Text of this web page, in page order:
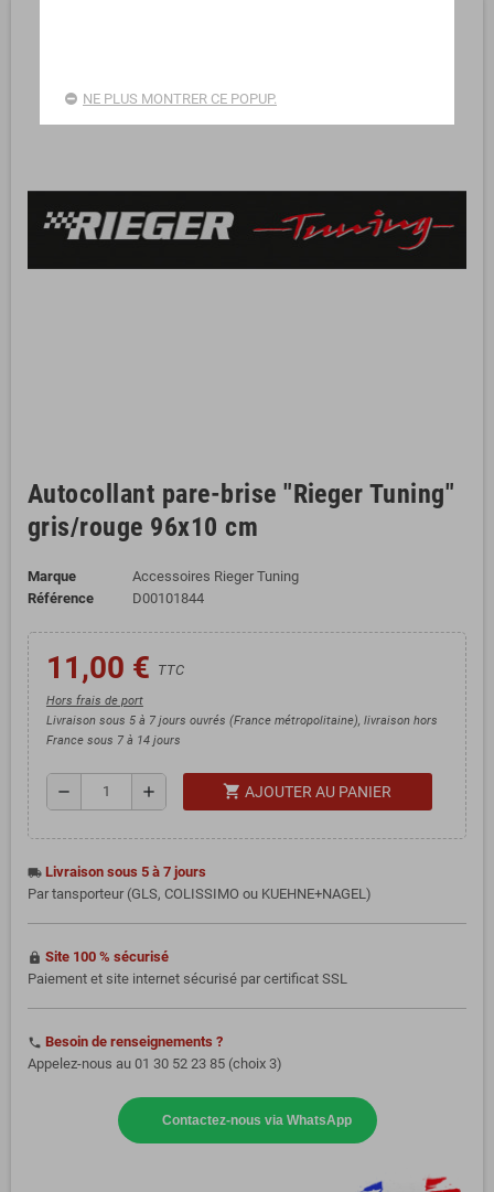
Autocollant pare-brise "Rieger Tuning"
gris/rouge 96x10 cm
Marque
Accessoires Rieger Tuning
Référence
D00101844
11,00 € TTC
Hors frais de port
Livraison sous 5 à 7 jours ouvrés (France métropolitaine), livraison hors
France sous 7 à 14 jours
remove add shopping_cart AJOUTER AU PANIER
local_shipping Livraison sous 5 à 7 jours
Par tansporteur (GLS, COLISSIMO ou KUEHNE+NAGEL)
https Site 100 % sécurisé
Paiement et site internet sécurisé par certificat SSL
phone Besoin de renseignements ?
Appelez-nous au 01 30 52 23 85 (choix 3)
Contactez-nous via WhatsApp
NE PLUS MONTRER CE POPUP.